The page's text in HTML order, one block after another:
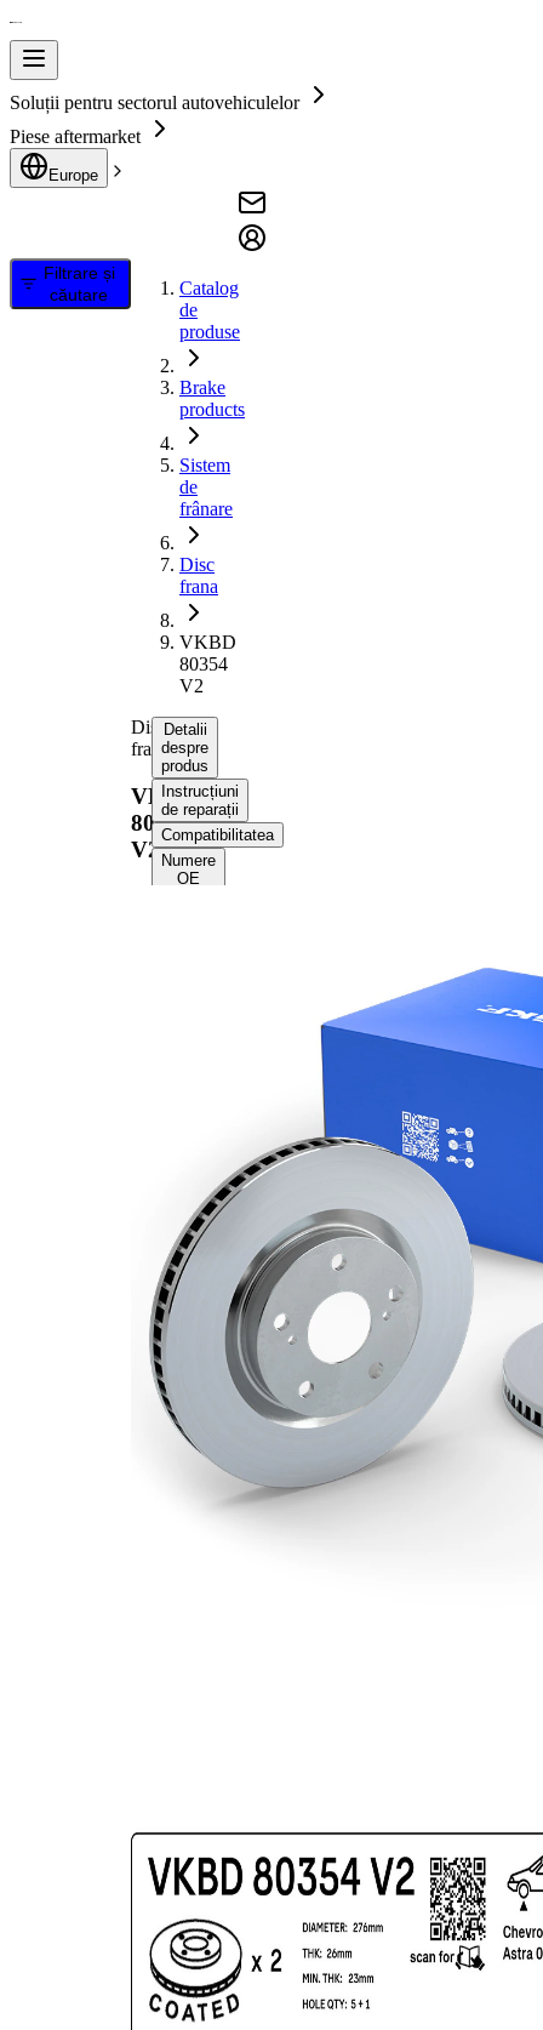
Soluții pentru sectorul autovehiculelor
Piese aftermarket
Europe
Filtrare și
căutare
Catalog
de
produse
Brake
products
Sistem
de
frânare
Disc
frana
VKBD
80354
V2
Disc
frana
VKBD
80354
V2
Detalii
despre
produs
Instrucțiuni
de reparații
Compatibilitatea
Numere
OE
23 mm
pistoane
Diametru
exterior
276 mm
Numar
gauri
5
Diametru
de centrare
60 mm
Asezare
gauri Ø
105 mm
Suprafata
acoperit
protector)